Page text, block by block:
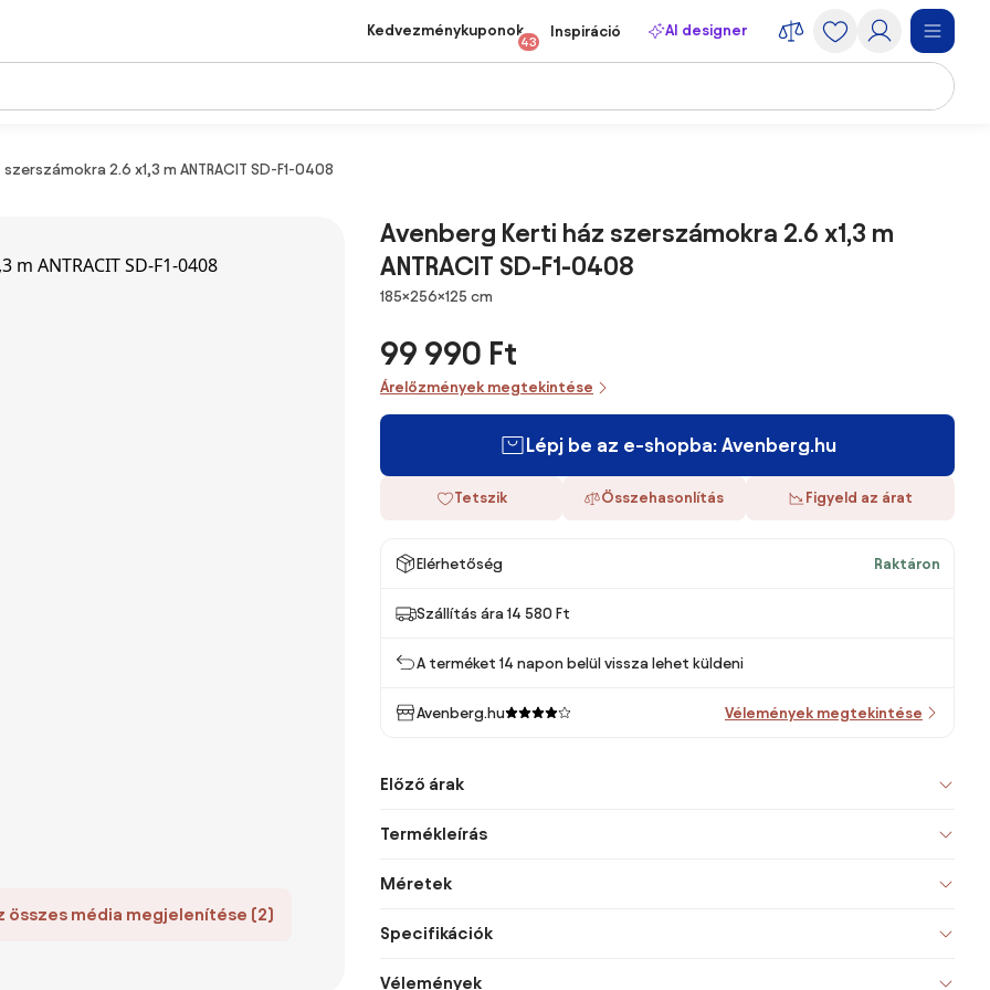
Kedvezménykuponok
43
Inspiráció AI designer
2.6 x1,3 m ANTRACIT SD-F1-0408
összes média megjelenítése (2)
Avenberg Kerti ház szerszámokra 2.6 x1,3 m
ANTRACIT SD-F1-0408
Méretek
185×256×125 cm
99 990 Ft
Árelőzmények megtekintése
Lépj be az e-shopba: Avenberg.hu
Tetszik Összehasonlítás Figyeld az árat
Elérhetőség Raktáron
Szállítás ára 14 580 Ft
A terméket 14 napon belül vissza lehet küldeni
Avenberg.hu Vélemények megtekintése
Előző árak
Termékleírás
Méretek
Specifikációk
Vélemények